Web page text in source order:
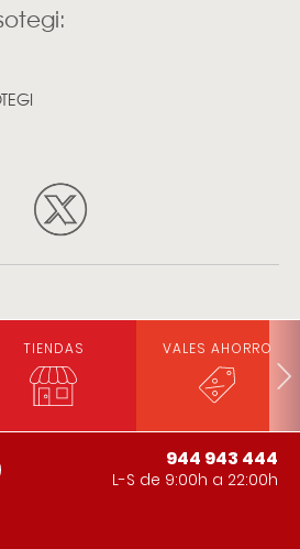
TIENDAS VALES AHORRO
944 943 444
L-S de 9:00h a 22:00h